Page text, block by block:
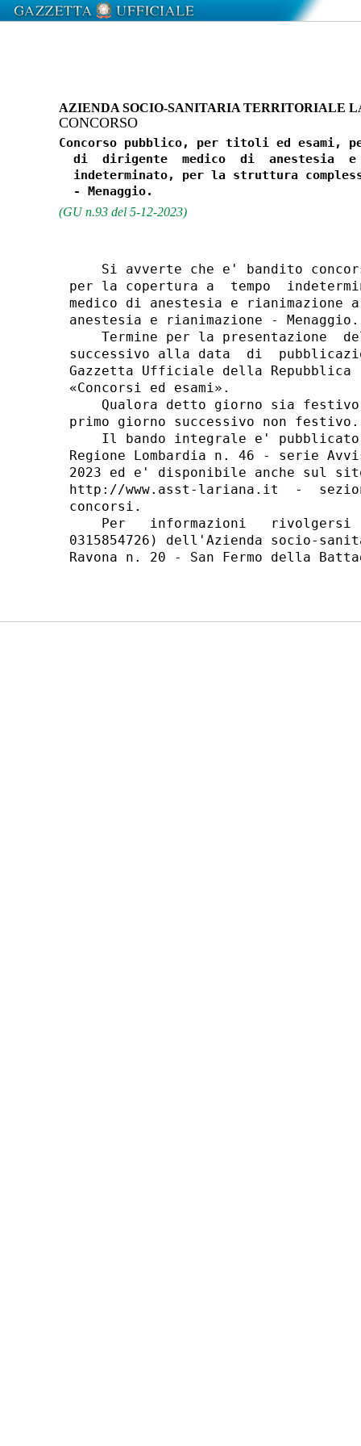
AZIENDA SOCIO-SANITARIA TERRITORIALE
CONCORSO
Concorso pubblico, per titoli ed esami,
di  dirigente  medico  di  anestesia
indeterminato, per la struttura
(GU n.93 del 5-12-2023)
Si avverte che e' bandito
per la copertura a  tempo
medico di anestesia e rianimazione
anestesia e rianimazione -
Termine per la presentazione
successivo alla data  di
Gazzetta Ufficiale della
«Concorsi ed esami».
Qualora detto giorno sia
primo giorno successivo non
Il bando integrale e'
Regione Lombardia n. 46 - serie
2023 ed e' disponibile anche sul
http://www.asst-lariana.it  -
concorsi.
Per   informazioni   rivolgersi
0315854726) dell'Azienda socio-
Ravona n. 20 - San Fermo della